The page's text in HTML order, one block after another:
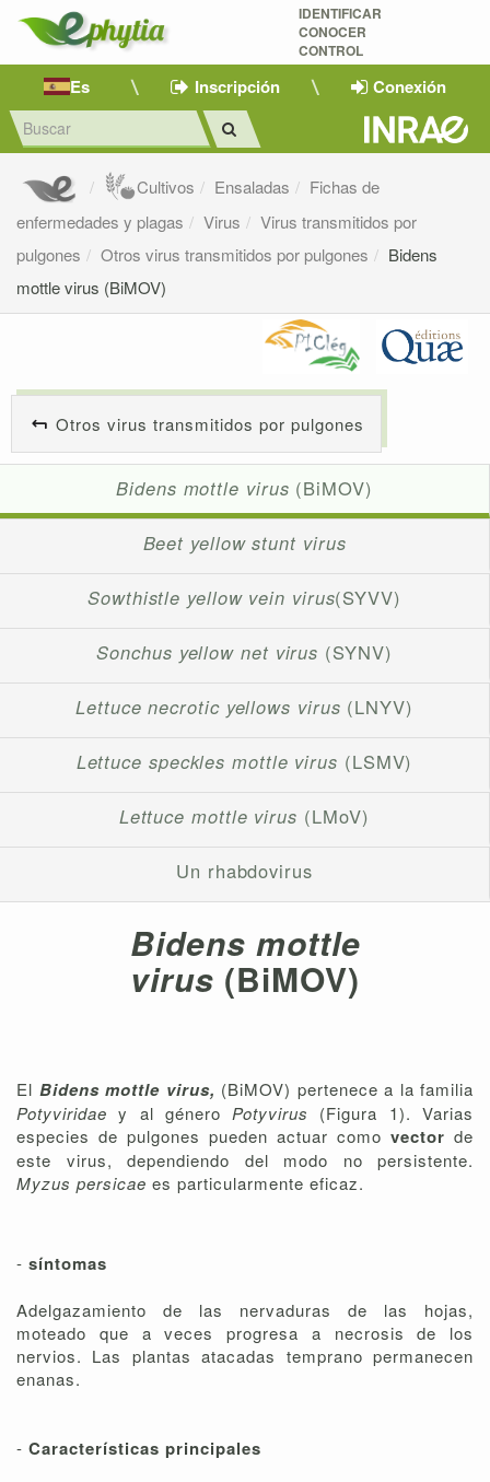
IDENTIFICAR
CONOCER
CONTROL
Es Inscripción Conexión
Cultivos Ensaladas
Fichas de
enfermedades y plagas
Virus
Virus transmitidos por
pulgones
Otros virus transmitidos por pulgones
Bidens
mottle virus (BiMOV)
Otros virus transmitidos por pulgones
Bidens mottle virus (BiMOV)
Beet yellow stunt virus
Sowthistle yellow vein virus(SYVV)
Sonchus yellow net virus (SYNV)
Lettuce necrotic yellows virus (LNYV)
Lettuce speckles mottle virus (LSMV)
Lettuce mottle virus (LMoV)
Un rhabdovirus
Bidens mottle
virus (BiMOV)
El Bidens mottle virus, (BiMOV) pertenece a la familia
Potyviridaey al géneroPotyvirus (Figura 1). Varias
especies de pulgones pueden actuar como vector de
este virus, dependiendo del modo no persistente.
Myzus persicae es particularmente eficaz.
- síntomas
Adelgazamiento de las nervaduras de las hojas,
moteado que a veces progresa a necrosis de los
nervios. Las plantas atacadas temprano permanecen
enanas.
- Características principales